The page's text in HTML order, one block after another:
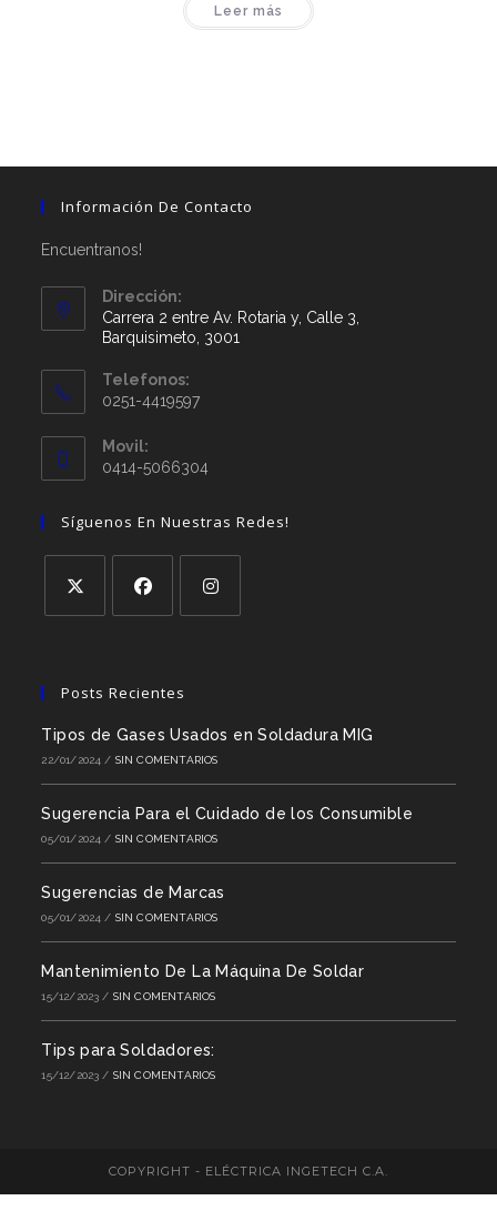
Leer más
Información De Contacto
Encuentranos!
Dirección:
Carrera 2 entre Av. Rotaria y, Calle 3,
Barquisimeto, 3001
Telefonos:
0251-4419597
Movil:
0414-5066304
Síguenos En Nuestras Redes!
Posts Recientes
Tipos de Gases Usados en Soldadura MIG
22/01/2024 / SIN COMENTARIOS
Sugerencia Para el Cuidado de los Consumible
05/01/2024 / SIN COMENTARIOS
Sugerencias de Marcas
05/01/2024 / SIN COMENTARIOS
Mantenimiento De La Máquina De Soldar
15/12/2023 / SIN COMENTARIOS
Tips para Soldadores:
15/12/2023 / SIN COMENTARIOS
COPYRIGHT - ELÉCTRICA INGETECH C.A.